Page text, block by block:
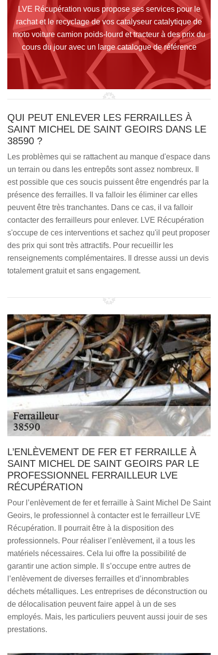
LVE Récupération vous propose ses services pour le
rachat et le recyclage de vos catalyseur catalytique de
moto voiture camion poids-lourd et tracteur à des prix du
cours du jour avec un large catalogue de référence
QUI PEUT ENLEVER LES FERRAILLES À
SAINT MICHEL DE SAINT GEOIRS DANS LE
38590 ?
Les problèmes qui se rattachent au manque d'espace dans
un terrain ou dans les entrepôts sont assez nombreux. Il
est possible que ces soucis puissent être engendrés par la
présence des ferrailles. Il va falloir les éliminer car elles
peuvent être très tranchantes. Dans ce cas, il va falloir
contacter des ferrailleurs pour enlever. LVE Récupération
s'occupe de ces interventions et sachez qu'il peut proposer
des prix qui sont très attractifs. Pour recueillir les
renseignements complémentaires. Il dresse aussi un devis
totalement gratuit et sans engagement.
L’ENLÈVEMENT DE FER ET FERRAILLE À
SAINT MICHEL DE SAINT GEOIRS PAR LE
PROFESSIONNEL FERRAILLEUR LVE
RÉCUPÉRATION
Pour l’enlèvement de fer et ferraille à Saint Michel De Saint
Geoirs, le professionnel à contacter est le ferrailleur LVE
Récupération. Il pourrait être à la disposition des
professionnels. Pour réaliser l’enlèvement, il a tous les
matériels nécessaires. Cela lui offre la possibilité de
garantir une action simple. Il s’occupe entre autres de
l’enlèvement de diverses ferrailles et d’innombrables
déchets métalliques. Les entreprises de déconstruction ou
de délocalisation peuvent faire appel à un de ses
employés. Mais, les particuliers peuvent aussi jouir de ses
prestations.